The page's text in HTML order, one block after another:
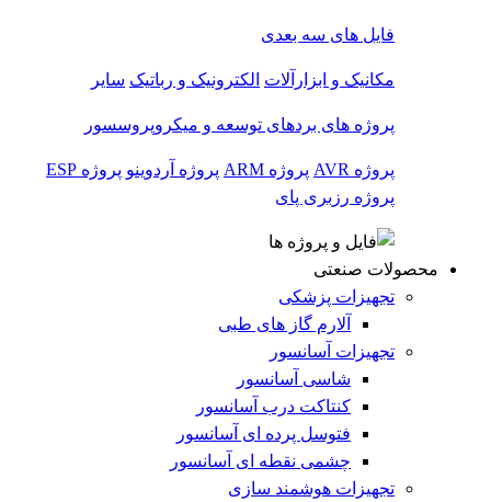
فایل های سه بعدی
مکانیک و ابزارآلات الکترونیک و رباتیک سایر
پروژه های بردهای توسعه و میکروپروسسور
پروژه AVR پروژه ARM پروژه آردوینو پروژه ESP
پروژه رزبری پای
محصولات صنعتی
تجهیزات پزشکی
آلارم گاز های طبی
تجهیزات آسانسور
شاسی آسانسور
کنتاکت درب آسانسور
فتوسل پرده ای آسانسور
چشمی نقطه ای آسانسور
تجهیزات هوشمند سازی